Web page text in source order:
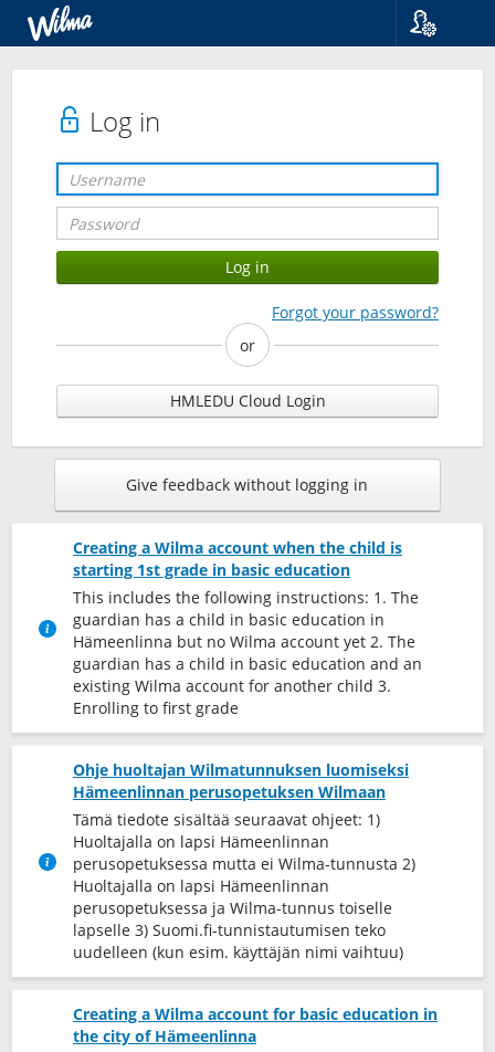
Log in
Forgot your password?
or
HMLEDU Cloud Login
Give feedback without logging in
Creating a Wilma account when the child is
starting 1st grade in basic education
This includes the following instructions: 1. The
guardian has a child in basic education in
Hämeenlinna but no Wilma account yet 2. The
guardian has a child in basic education and an
existing Wilma account for another child 3.
Enrolling to first grade
Ohje huoltajan Wilmatunnuksen luomiseksi
Hämeenlinnan perusopetuksen Wilmaan
Tämä tiedote sisältää seuraavat ohjeet: 1)
Huoltajalla on lapsi Hämeenlinnan
perusopetuksessa mutta ei Wilma-tunnusta 2)
Huoltajalla on lapsi Hämeenlinnan
perusopetuksessa ja Wilma-tunnus toiselle
lapselle 3) Suomi.fi-tunnistautumisen teko
uudelleen (kun esim. käyttäjän nimi vaihtuu)
Creating a Wilma account for basic education in
the city of Hämeenlinna